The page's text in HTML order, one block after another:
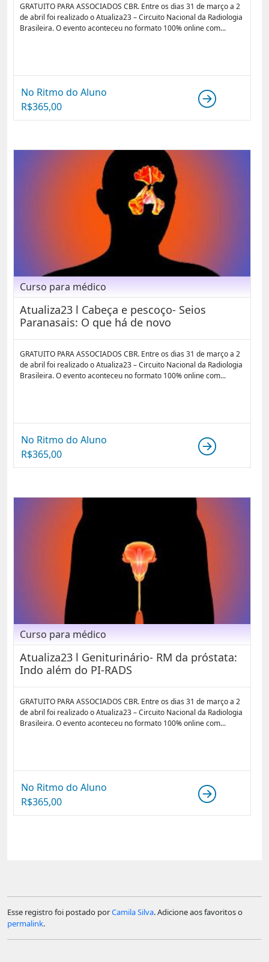
GRATUITO PARA ASSOCIADOS CBR. Entre os dias 31 de março a 2
de abril foi realizado o Atualiza23 – Circuito Nacional da Radiologia
Brasileira. O evento aconteceu no formato 100% online com...
No Ritmo do Aluno
R$365,00
Curso para médico
Atualiza23 l Cabeça e pescoço- Seios
Paranasais: O que há de novo
GRATUITO PARA ASSOCIADOS CBR. Entre os dias 31 de março a 2
de abril foi realizado o Atualiza23 – Circuito Nacional da Radiologia
Brasileira. O evento aconteceu no formato 100% online com...
No Ritmo do Aluno
R$365,00
Curso para médico
Atualiza23 l Geniturinário- RM da próstata:
Indo além do PI-RADS
GRATUITO PARA ASSOCIADOS CBR. Entre os dias 31 de março a 2
de abril foi realizado o Atualiza23 – Circuito Nacional da Radiologia
Brasileira. O evento aconteceu no formato 100% online com...
No Ritmo do Aluno
R$365,00
Esse registro foi postado porCamila Silva. Adicione aos favoritos o
permalink.